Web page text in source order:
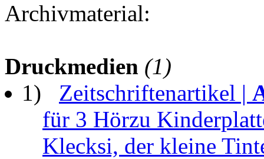
Archivmaterial:
Druckmedien (1)
1) Zeitschriftenartikel |
für 3 Hörzu
Klecksi, der kleine